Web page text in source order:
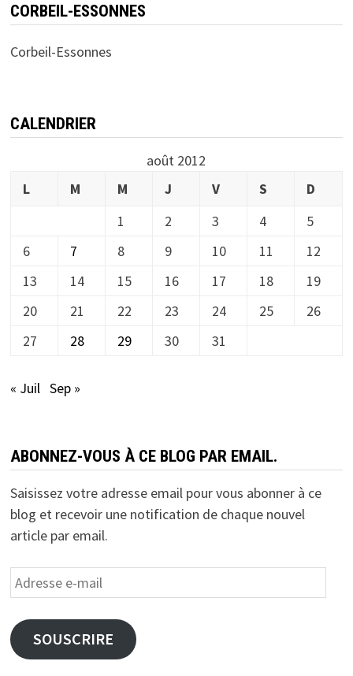
CORBEIL-ESSONNES
Corbeil-Essonnes
CALENDRIER
août 2012
L
M M J V S
D
1
2 3 4
5
6
7 8 9 10 11
12
13
14 15 16 17 18
19
20
21 22 23 24 25
26
27
28 29 30 31
« Juil Sep »
ABONNEZ-VOUS À CE BLOG PAR EMAIL.
Saisissez votre adresse email pour vous abonner à ce
blog et recevoir une notification de chaque nouvel
article par email.
Adresse
e-
mail
SOUSCRIRE